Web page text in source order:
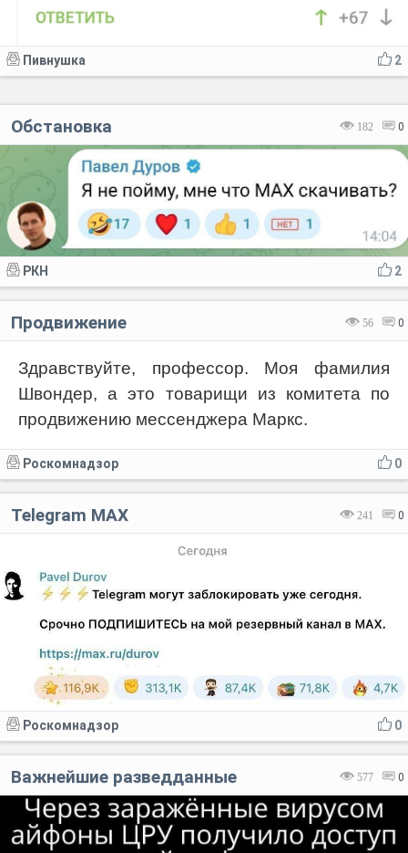
2
Пивнушка
182 0
Обстановка
2
РКН
56 0
Продвижение
Здравствуйте, профессор. Моя фамилия
Швондер, а это товарищи из комитета по
продвижению мессенджера Маркс.
0
Роскомнадзор
241 0
Telegram MAX
0
Роскомнадзор
577 0
Важнейшие разведданные